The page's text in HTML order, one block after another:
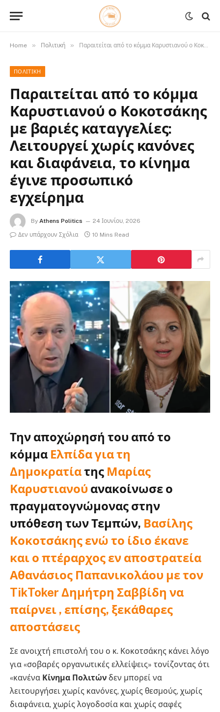
Home » Πολιτική » Παραιτείται από το κόμμα Καρυστιανού ο Κοκοτσάκης με βαριές καταγγελίες: Λειτουργεί χωρίς κανόνες και διαφάνεια, το κίνημα έγινε προσωπικό εγχείρημα
ΠΟΛΙΤΙΚΉ
Παραιτείται από το κόμμα
Καρυστιανού ο Κοκοτσάκης
με βαριές καταγγελίες:
Λειτουργεί χωρίς κανόνες
και διαφάνεια, το κίνημα
έγινε προσωπικό
εγχείρημα
By Athens Politics
24 Ιουνίου, 2026
Δεν υπάρχουν Σχόλια
10 Mins Read
Την αποχώρησή του από το
κόμμα Ελπίδα για τη
Δημοκρατίατης Μαρίας
Καρυστιανού ανακοίνωσε ο
πραγματογνώμονας στην
υπόθεση των Τεμπών, Βασίλης
Κοκοτσάκης ενώ το ίδιο έκανε
και ο πτέραρχος εν αποστρατεία
Αθανάσιος Παπανικολάου με τον
TikToker Δημήτρη Σαββίδη να
παίρνει , επίσης, ξεκάθαρες
αποστάσεις
Σε ανοιχτή επιστολή του ο κ. Κοκοτσάκης κάνει λόγο
για «σοβαρές οργανωτικές ελλείψεις» τονίζοντας ότι
«κανένα Κίνημα Πολιτών δεν μπορεί να
λειτουργήσει χωρίς κανόνες, χωρίς θεσμούς, χωρίς
διαφάνεια, χωρίς λογοδοσία και χωρίς σαφές